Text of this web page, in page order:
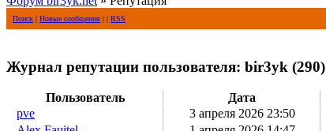
Поиск | Новые сообщения | | RSS
Журнал репутации пользователя: bir3yk (290)
Пользователь Дата
pve
3 апреля 2026 23:50